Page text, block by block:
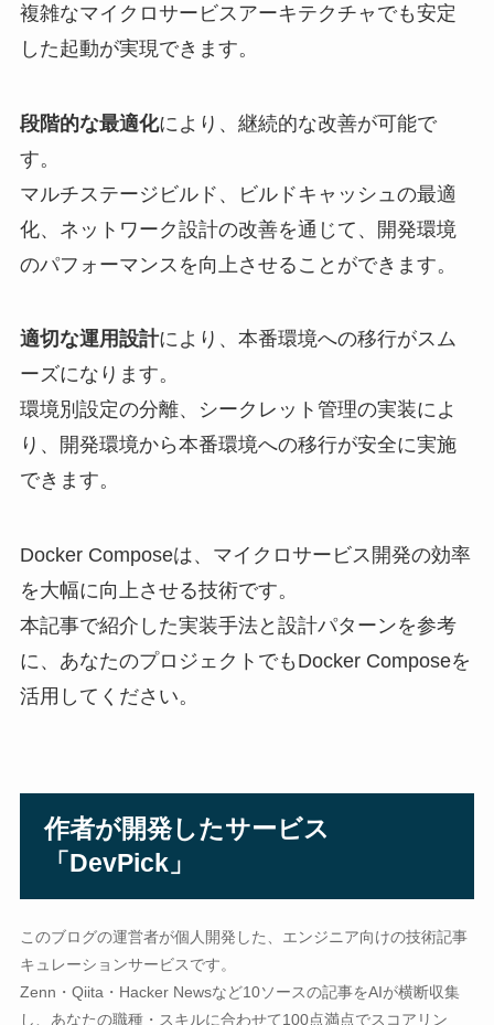
複雑なマイクロサービスアーキテクチャでも安定
した起動が実現できます。
段階的な最適化により、継続的な改善が可能で
す。
マルチステージビルド、ビルドキャッシュの最適
化、ネットワーク設計の改善を通じて、開発環境
のパフォーマンスを向上させることができます。
適切な運用設計により、本番環境への移行がスム
ーズになります。
環境別設定の分離、シークレット管理の実装によ
り、開発環境から本番環境への移行が安全に実施
できます。
Docker Composeは、マイクロサービス開発の効率
を大幅に向上させる技術です。
本記事で紹介した実装手法と設計パターンを参考
に、あなたのプロジェクトでもDocker Composeを
活用してください。
作者が開発したサービス
「DevPick」
このブログの運営者が個人開発した、エンジニア向けの技術記事
キュレーションサービスです。
Zenn・Qiita・Hacker Newsなど10ソースの記事をAIが横断収集
し、あなたの職種・スキルに合わせて100点満点でスコアリン